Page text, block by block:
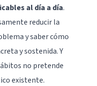
al día a día.
reducir la
y saber cómo
y sostenida. Y
no pretende
existente.